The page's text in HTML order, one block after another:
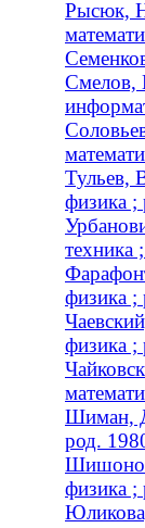
Рысюк,
Смелов,
Тульев,
физика ;
техника
физика ;
физика ;
Шиман,
род.
физика ;